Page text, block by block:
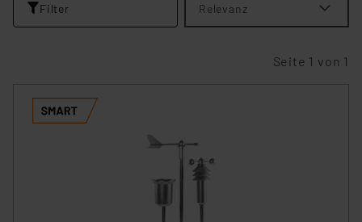
Filter Relevanz
Seite 1 von 1